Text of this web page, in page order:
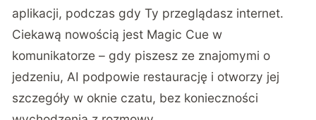
aplikacji, podczas gdy Ty przeglądasz internet.
Ciekawą nowością jest Magic Cue w
komunikatorze – gdy piszesz ze znajomymi o
jedzeniu, AI podpowie restaurację i otworzy jej
szczegóły w oknie czatu, bez konieczności